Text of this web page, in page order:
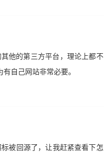
他的第三方平台，理论上都不
自己网站非常必要。
被回源了，让我赶紧查看下怎